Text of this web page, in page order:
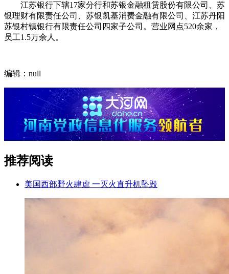
江苏银行下辖17家分行和苏银金融租赁股份有限公司、苏
银理财有限责任公司、苏银凯基消费金融有限公司、江苏丹阳
苏银村镇银行有限责任公司四家子公司。营业网点520余家，
员工1.5万余人。
编辑：null
推荐阅读
美国西部野火肆虐 一灭火直升机坠毁